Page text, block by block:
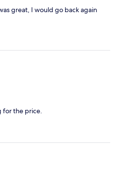
great, I would go back again
for the price.